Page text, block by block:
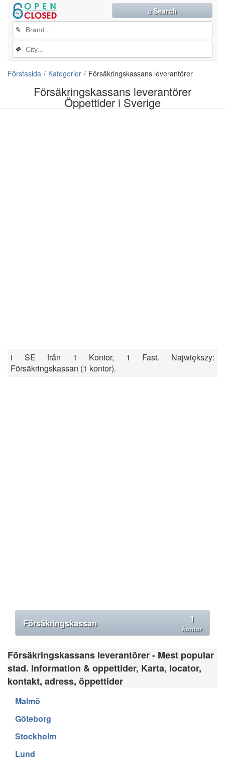
Försäkringskassans leverantörer
Öppettider i Sverige
✎
❖
⌕ Search
Förstasida Kategorier Försäkringskassans leverantörer
i SE från 1 Kontor, 1 Fast. Największy:
Försäkringskassan (1 kontor).
Försäkringskassan 1
kontor
Försäkringskassans leverantörer - Mest popular
stad. Information & oppettider, Karta, locator,
kontakt, adress, öppettider
Malmö
Göteborg
Stockholm
Lund